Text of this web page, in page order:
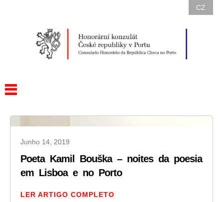
CZ
Junho 14, 2019
Poeta Kamil Bouška – noites da poesia
em Lisboa e no Porto
LER ARTIGO COMPLETO